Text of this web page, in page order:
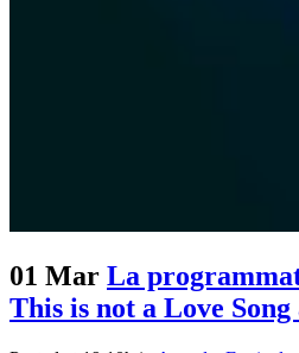
01 Mar La
This is not a Love